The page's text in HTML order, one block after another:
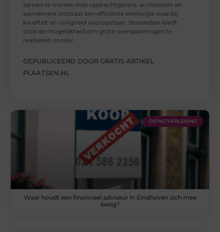
samen te werken met opdrachtgevers, architecten en
aannemers ontstaat een efficiënte werkwijze waarbij
kwaliteit en veiligheid vooropstaan. Bovendien biedt
staal de mogelijkheid om grote overspanningen te
realiseren zonder
GEPUBLICEERD DOOR GRATIS ARTIKEL
PLAATSEN.NL
DIENSTVERLENING
Waar houdt een financieel adviseur in Eindhoven zich mee
bezig?